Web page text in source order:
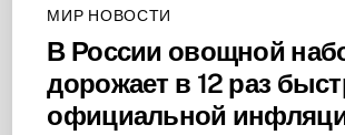
МИР НОВОСТИ
В России овощной
дорожает в 12 раз
официальной